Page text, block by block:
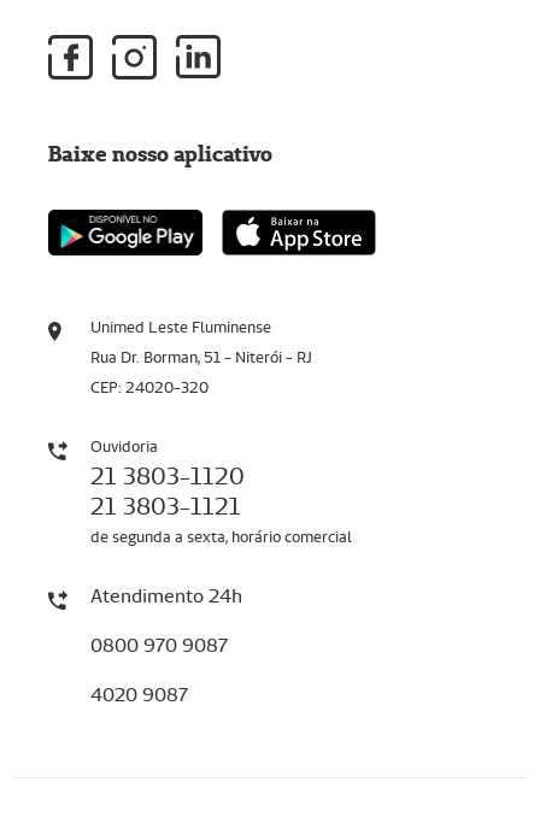
Unimed Leste Fluminense
Rua Dr. Borman, 51 - Niterói - RJ
CEP: 24020-320
Ouvidoria
21 3803-1120
21 3803-1121
de segunda a sexta, horário comercial
Atendimento 24h
0800 970 9087
4020 9087
Baixe nosso aplicativo